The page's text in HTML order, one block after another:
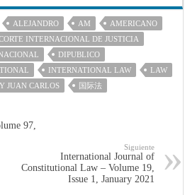
ALEJANDRO AM
AMERICANO
INTERNACIONAL DE JUSTICIA
DIPUBLICO
INTERNATIONAL LAW
LAW
JUAN CARLOS 国际法
97,
Siguiente
International Journal of
Constitutional Law – Volume 19,
Issue 1, January 2021